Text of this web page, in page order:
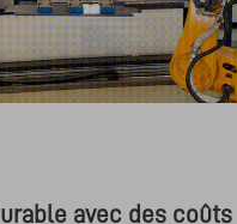
avec des coûts